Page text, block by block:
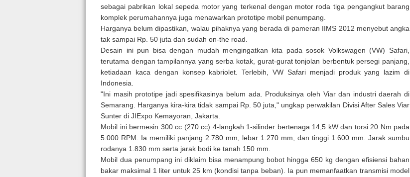
sebagai pabrikan lokal sepeda motor yang terkenal dengan motor roda tiga pengangkut barang
komplek perumahannya juga menawarkan prototipe mobil penumpang.
Harganya belum dipastikan, walau pihaknya yang berada di pameran IIMS 2012 menyebut angka
tak sampai Rp. 50 juta dan sudah on-the road.
Desain ini pun bisa dengan mudah mengingatkan kita pada sosok Volkswagen (VW) Safari,
terutama dengan tampilannya yang serba kotak, gurat-gurat tonjolan berbentuk persegi panjang,
ketiadaan kaca dengan konsep kabriolet. Terlebih, VW Safari menjadi produk yang lazim di
Indonesia.
"Ini masih prototipe jadi spesifikasinya belum ada. Produksinya oleh Viar dan industri daerah di
Semarang. Harganya kira-kira tidak sampai Rp. 50 juta," ungkap perwakilan Divisi After Sales Viar
Sunter di JIExpo Kemayoran, Jakarta.
Mobil ini bermesin 300 cc (270 cc) 4-langkah 1-silinder bertenaga 14,5 kW dan torsi 20 Nm pada
5.000 RPM. Ia memiliki panjang 2.780 mm, lebar 1.270 mm, dan tinggi 1.600 mm. Jarak sumbu
rodanya 1.830 mm serta jarak bodi ke tanah 150 mm.
Mobil dua penumpang ini diklaim bisa menampung bobot hingga 650 kg dengan efisiensi bahan
bakar maksimal 1 liter untuk 25 km (kondisi tanpa beban). Ia pun memanfaatkan transmisi model